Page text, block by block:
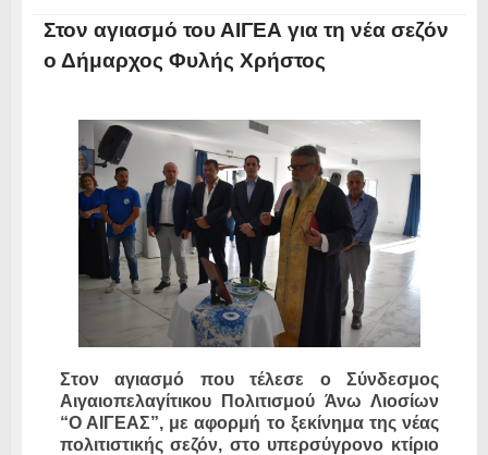
Στον αγιασμό του ΑΙΓΕΑ για τη νέα σεζόν
ο Δήμαρχος Φυλής Χρήστος
Στον αγιασμό που τέλεσε ο Σύνδεσμος
Αιγαιοπελαγίτικου Πολιτισμού Άνω Λιοσίων
“Ο ΑΙΓΕΑΣ”, με αφορμή το ξεκίνημα της νέας
πολιτιστικής σεζόν, στο υπερσύγρονο κτίριο